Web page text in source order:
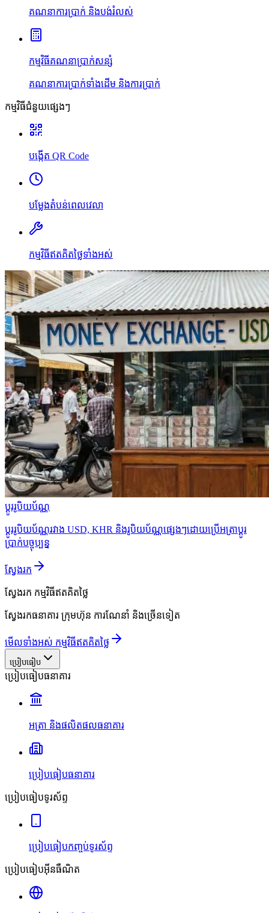
គណនាការប្រាក់ និងបង់រំលស់
កម្មវិធីគណនាប្រាក់សន្សំ
គណនាការប្រាក់ទាំងដើម និងការប្រាក់
កម្មវិធីជំនួយផ្សេងៗ
បង្កើត QR Code
បម្លែងតំបន់ពេលវេលា
កម្មវិធីឥតគិតថ្លៃទាំងអស់
ប្ដូររូបិយប័ណ្ណ
ប្ដូររូបិយប័ណ្ណរវាង USD, KHR និងរូបិយប័ណ្ណផ្សេងៗដោយប្រើអត្រាប្ដូរ
ប្រាក់បច្ចុប្បន្ន
ស្វែងរក
ស្វែងរក កម្មវិធីឥតគិតថ្លៃ
ស្វែងរកធនាគារ ក្រុមហ៊ុន ការណែនាំ និងច្រើនទៀត
មើលទាំងអស់ កម្មវិធីឥតគិតថ្លៃ
ប្រៀបធៀប
ប្រៀបធៀបធនាគារ
អត្រា និងផលិតផលធនាគារ
ប្រៀបធៀបធនាគារ
ប្រៀបធៀបទូរស័ព្ទ
ប្រៀបធៀបកញ្ចប់ទូរស័ព្ទ
ប្រៀបធៀបអ៊ីនធឺណិត